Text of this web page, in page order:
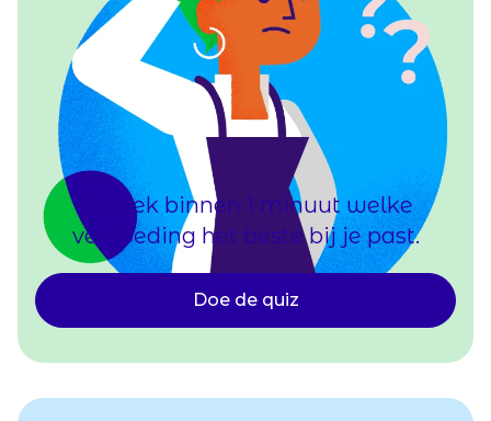
Ontdek binnen 1 minuut welke
vergoeding het beste bij je past.
Doe de quiz